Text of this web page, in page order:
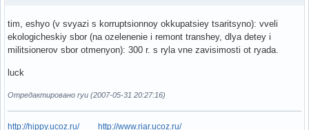
tim, eshyo (v svyazi s korruptsionnoy okkupatsiey tsaritsyno): vveli
ekologicheskiy sbor (na ozelenenie i remont transhey, dlya detey i
militsionerov sbor otmenyon): 300 r. s ryla vne zavisimosti ot ryada.
luck
Отредактировано ryu (2007-05-31 20:27:16)
http://hippy.ucoz.ru/ http://www.riar.ucoz.ru/